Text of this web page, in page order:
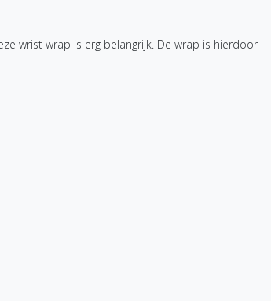
wrist wrap is erg belangrijk. De wrap is hierdoor